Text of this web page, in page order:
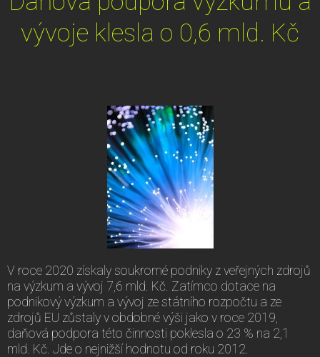
vývoje klesla o 0,6 mld. Kč
V roce 2020 získaly soukromé podniky z veřejných zdrojů
na výzkum a vývoj 7,6 mld. Kč. Zatímco dotace na
podnikový výzkum a vývoj ze státního rozpočtu a ze
zdrojů EU zůstaly v obdobné výši jako v roce 2019,
daňová podpora této činnosti poklesla o 23 % na 2,1
mld. Kč. Jde o nejnižší hodnotu od roku 2012.